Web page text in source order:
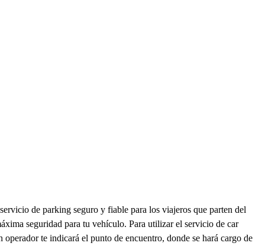
de parking seguro y fiable para los viajeros que parten del
seguridad para tu vehículo. Para utilizar el servicio de car
te indicará el punto de encuentro, donde se hará cargo de